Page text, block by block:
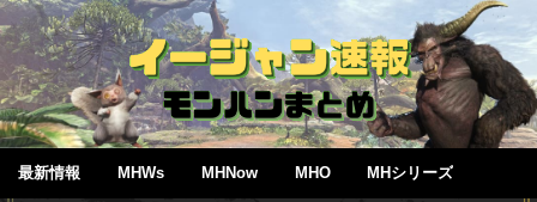
最新情報 MHWs MHNow MHO MHシリーズ